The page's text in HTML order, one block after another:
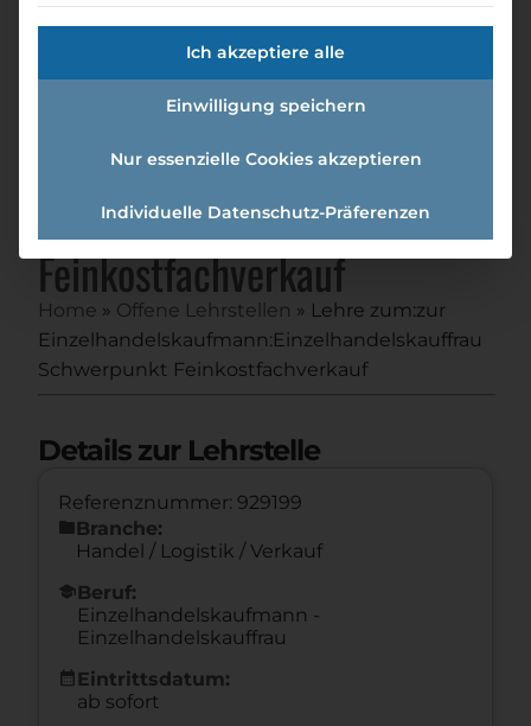
Lehre Zum:zur
Einzelhandelskaufmann:einzel
handelskauffrau
Schwerpunkt
Feinkostfachverkauf
Home » Offene Lehrstellen » Lehre zum:zur
Einzelhandelskaufmann:Einzelhandelskauffrau
Schwerpunkt Feinkostfachverkauf
Details zur Lehrstelle
Referenznummer: 929199
folderBranche:
Handel / Logistik / Verkauf
schoolBeruf:
Einzelhandelskaufmann -
Einzelhandelskauffrau
calendar_month Eintrittsdatum:
ab sofort
Ich akzeptiere alle
Einwilligung speichern
Nur essenzielle Cookies akzeptieren
Individuelle Datenschutz-Präferenzen